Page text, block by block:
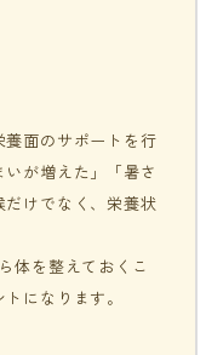
面のサポートを行
が増えた」「暑さ
けでなく、栄養状
体を整えておくこ
になります。